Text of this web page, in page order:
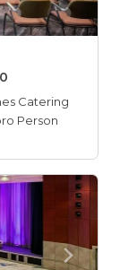
Catering
Person